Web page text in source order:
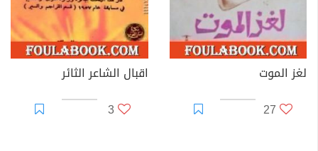
لغز الموت
27
اقبال الشاعر الثائر
3